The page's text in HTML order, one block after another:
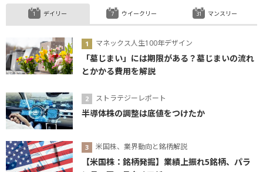
デイリー
マネックス人生100年デザイン
「墓じまい」には期限がある？墓じまいの流れ
とかかる費用を解説
ストラテジーレポート
半導体株の調整は底値をつけたか
米国株、業界動向と銘柄解説
【米国株：銘柄発掘】業績上振れ5銘柄、パラ
ウイークリー マンスリー